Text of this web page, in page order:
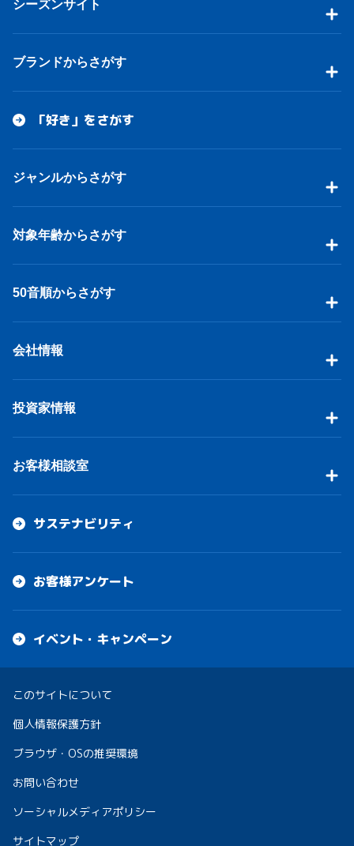
シーズンサイト
ブランドからさがす
「好き」をさがす
ジャンルからさがす
対象年齢からさがす
50音順からさがす
会社情報
投資家情報
お客様相談室
サステナビリティ
お客様アンケート
イベント・キャンペーン
このサイトについて
個人情報保護方針
ブラウザ・OSの推奨環境
お問い合わせ
ソーシャルメディアポリシー
サイトマップ